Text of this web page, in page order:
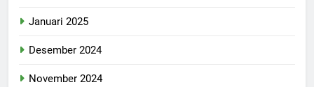
Januari 2025
Desember 2024
November 2024